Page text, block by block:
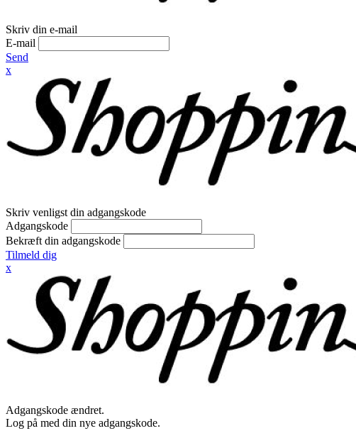
Skriv din e-mail
E-mail
Send
x
Skriv venligst din adgangskode
Adgangskode
Bekræft din adgangskode
Tilmeld dig
x
Adgangskode ændret.
Log på med din nye adgangskode.